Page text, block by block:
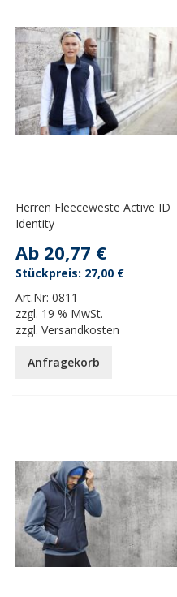
Herren Fleeceweste Active ID
Identity
Ab 20,77 €
Art.Nr:0811
zzgl. 19 % MwSt.
zzgl.Versandkosten
27,00 €
Anfragekorb